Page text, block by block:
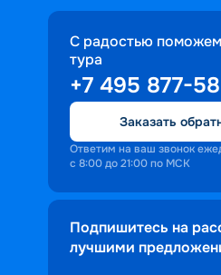
С радостью
тура
+7 495 877-
Заказать
Ответим на ваш звонок
с 8:00 до 21:00 по МСК
Подпишитесь на
лучшими